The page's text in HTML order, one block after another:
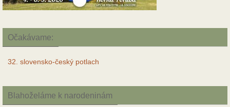
Očakávame:
32. slovensko-český potlach
Blahoželáme k narodeninám